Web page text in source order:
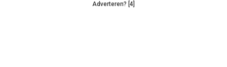
Adverteren? [4]